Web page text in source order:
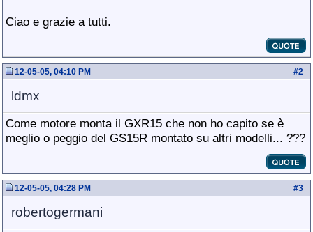
Ciao e grazie a tutti.
#2
12-05-05, 04:10 PM
ldmx
Come motore monta il GXR15 che non ho capito se è
meglio o peggio del GS15R montato su altri modelli... ???
#3
12-05-05, 04:28 PM
robertogermani